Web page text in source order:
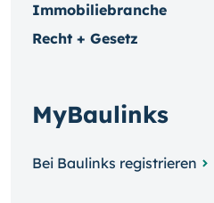
Immobiliebranche
Recht + Gesetz
MyBaulinks
Bei Baulinks registrieren